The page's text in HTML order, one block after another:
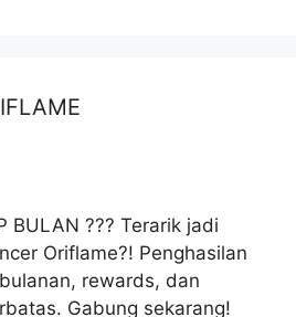
BULAN ??? Terarik jadi
Oriflame?! Penghasilan
rewards, dan
Gabung sekarang!